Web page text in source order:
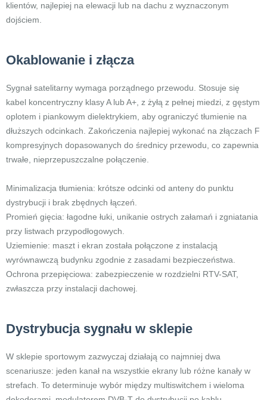
klientów, najlepiej na elewacji lub na dachu z wyznaczonym
dojściem.
Okablowanie i złącza
Sygnał satelitarny wymaga porządnego przewodu. Stosuje się
kabel koncentryczny klasy A lub A+, z żyłą z pełnej miedzi, z gęstym
oplotem i piankowym dielektrykiem, aby ograniczyć tłumienie na
dłuższych odcinkach. Zakończenia najlepiej wykonać na złączach F
kompresyjnych dopasowanych do średnicy przewodu, co zapewnia
trwałe, nieprzepuszczalne połączenie.
Minimalizacja tłumienia: krótsze odcinki od anteny do punktu
dystrybucji i brak zbędnych łączeń.
Promień gięcia: łagodne łuki, unikanie ostrych załamań i zgniatania
przy listwach przypodłogowych.
Uziemienie: maszt i ekran została połączone z instalacją
wyrównawczą budynku zgodnie z zasadami bezpieczeństwa.
Ochrona przepięciowa: zabezpieczenie w rozdzielni RTV-SAT,
zwłaszcza przy instalacji dachowej.
Dystrybucja sygnału w sklepie
W sklepie sportowym zazwyczaj działają co najmniej dwa
scenariusze: jeden kanał na wszystkie ekrany lub różne kanały w
strefach. To determinuje wybór między multiswitchem i wieloma